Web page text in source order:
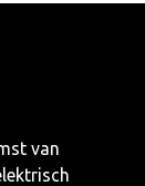
van